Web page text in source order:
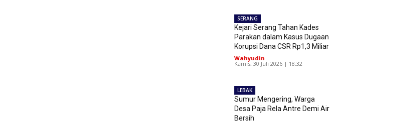
SERANG
Kejari Serang Tahan Kades
Parakan dalam Kasus Dugaan
Korupsi Dana CSR Rp1,3 Miliar
Wahyudin -
Kamis, 30 Juli 2026 | 18:32
LEBAK
Sumur Mengering, Warga
Desa Paja Rela Antre Demi Air
Bersih